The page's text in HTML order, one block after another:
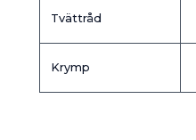
Tvättråd
Krymp